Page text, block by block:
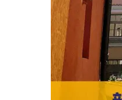
表
Complete
Day